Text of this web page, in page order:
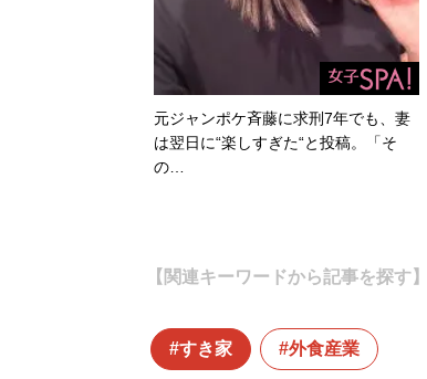
元ジャンポケ斉藤に求刑7年でも、妻
は翌日に“楽しすぎた“と投稿。「そ
の…
【関連キーワードから記事を探す】
すき家 外食産業